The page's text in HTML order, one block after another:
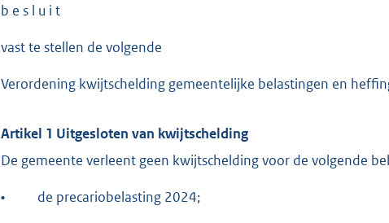
b e s l u i t
vast te stellen de volgende
Verordening kwijtschelding gemeentelijke belastingen en
Artikel 1 Uitgesloten van kwijtschelding
De gemeente verleent geen kwijtschelding voor de volgende
• de precariobelasting 2024;